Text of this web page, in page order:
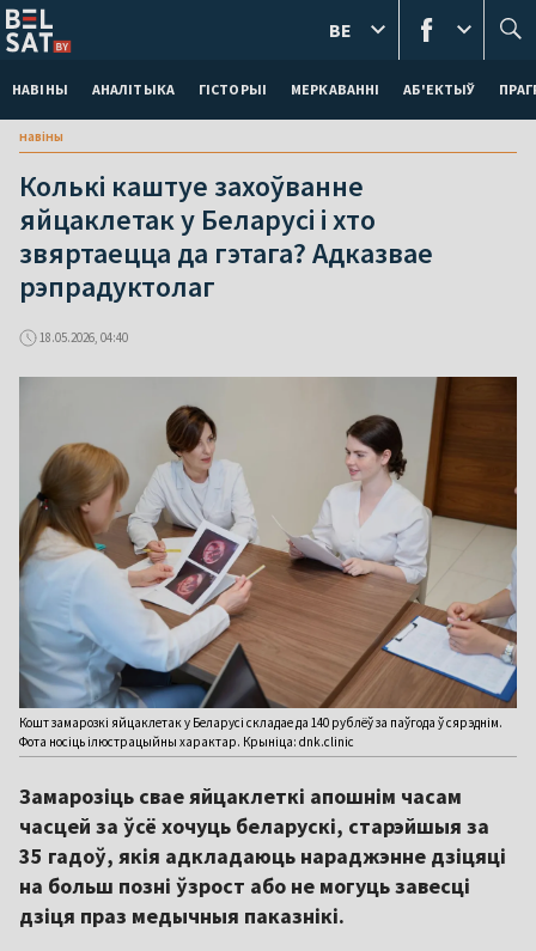
НАВІНЫ АНАЛІТЫКА ГІСТОРЫІ МЕРКАВАННI АБ'ЕКТЫЎ
BE
навіны
Колькі каштуе захоўванне
яйцаклетак у Беларусі і хто
звяртаецца да гэтага? Адказвае
рэпрадуктолаг
18.05.2026, 04:40
Кошт замарозкі яйцаклетак у Беларусі складае да 140 рублёў за паўгода ў сярэднім.
Фота носіць ілюстрацыйны характар. Крыніца: dnk.clinic
Замарозіць свае яйцаклеткі апошнім часам
часцей за ўсё хочуць беларускі, старэйшыя за
35 гадоў, якія адкладаюць нараджэнне дзіцяці
на больш позні ўзрост або не могуць завесці
дзіця праз медычныя паказнікі.